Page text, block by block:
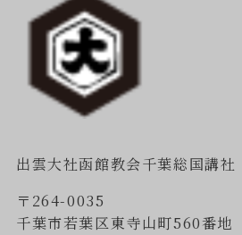
出雲大社函館教会千葉総国講社
〒264-0035
千葉市若葉区東寺山町560番地